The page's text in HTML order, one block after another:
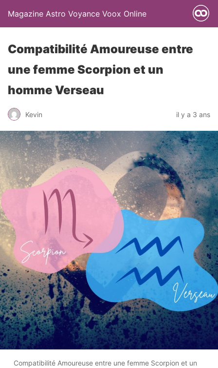
Magazine Astro Voyance Voox Online
Compatibilité Amoureuse entre
une femme Scorpion et un
homme Verseau
Kevin il y a 3 ans
Compatibilité Amoureuse entre une femme Scorpion et un